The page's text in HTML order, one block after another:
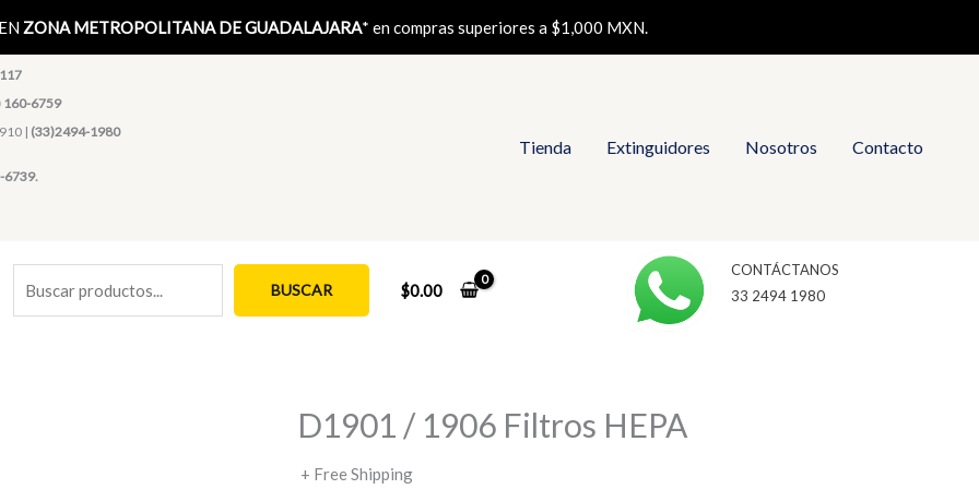
ZONA METROPOLITANA DE GUADALAJARA* en compras superiores a $1,000 MXN.
160-6759
| (33)2494-1980
6739.
Tienda Extinguidores Nosotros Contacto
BUSCAR $0.00
CONTÁCTANOS
33 2494 1980
D1901 / 1906 Filtros HEPA
+ Free Shipping